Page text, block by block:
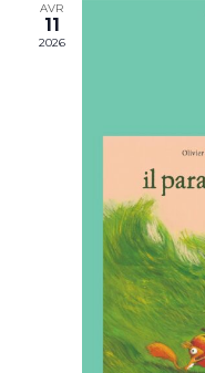
AVR
11
2026